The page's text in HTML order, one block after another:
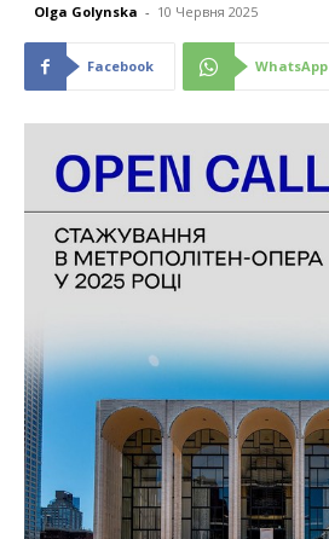
Olga Golynska - 10 Червня 2025
Facebook WhatsApp